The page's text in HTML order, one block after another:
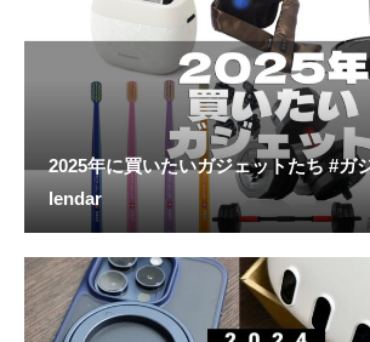
2025年に買いたいガジェットたち #ガ
lendar